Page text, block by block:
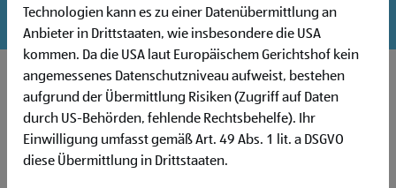
Jobsuche Jobalarm
Technologien kann es zu einer Datenübermittlung an
Anbieter in Drittstaaten, wie insbesondere die USA
kommen. Da die USA laut Europäischem Gerichtshof kein
angemessenes Datenschutzniveau aufweist, bestehen
aufgrund der Übermittlung Risiken (Zugriff auf Daten
durch US-Behörden, fehlende Rechtsbehelfe). Ihr
Einwilligung umfasst gemäß Art. 49 Abs. 1 lit. a DSGVO
diese Übermittlung in Drittstaaten.